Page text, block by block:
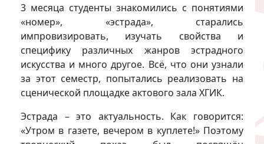
3 месяца студенты знакомились с понятиями
«номер», «эстрада», старались
импровизировать, изучать свойства и
специфику различных жанров эстрадного
искусства и много другое. Всё, что они узнали
за этот семестр, попытались реализовать на
сценической площадке актового зала ХГИК.
Эстрада – это актуальность. Как говорится:
«Утром в газете, вечером в куплете!» Поэтому